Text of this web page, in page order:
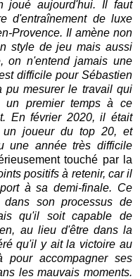
joué aujourd'hui. Il faut
d'entraînement de luxe
Provence. Il amène non
style de jeu mais aussi
on n'entend jamais une
difficile pour Sébastien
pu mesurer le travail qui
un premier temps à ce
En février 2020, il était
joueur du top 20, et
une année très difficile
touché par la
positifs à retenir, car il
à sa demi-finale. Ce
son processus de
qu'il soit capable de
au lieu d'être dans la
qu'il y ait la victoire au
accompagner ses
les mauvais moments.